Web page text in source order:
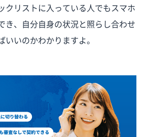
クリストに入っている人でもスマホ
き、自分自身の状況と照らし合わせ
いのかわかりますよ。